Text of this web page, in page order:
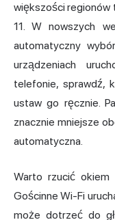
większości regionów
11. W nowszych
automatyczny
urządzeniach
telefonie, sprawdź,
ustaw go ręcznie.
znacznie mniejsze
automatyczna.
Warto rzucić okiem
Gościnne Wi-Fi
może dotrzeć do